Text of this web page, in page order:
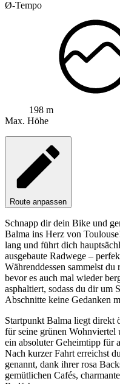
Ø-Tempo
198 m
Max. Höhe
Route anpassen
Schnapp dir dein Bike und
Balma ins Herz von
lang und führt dich
ausgebaute Radwege –
Währenddessen sammelst
bevor es auch mal wieder
asphaltiert, sodass du dir um
Abschnitte keine Gedanken
Startpunkt Balma liegt direkt
für seine grünen
ein absoluter Geheimtipp für
Nach kurzer Fahrt erreichst
genannt, dank ihrer rosa
gemütlichen Cafés,